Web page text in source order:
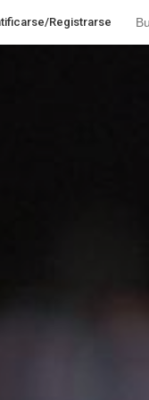
Registrarse